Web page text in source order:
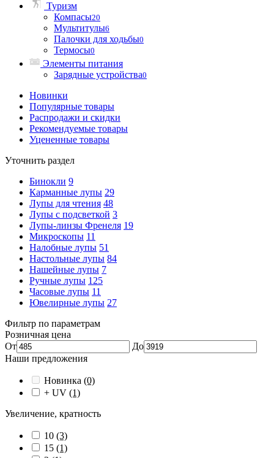
Туризм
Компасы20
Мультитулы6
Палочки для ходьбы0
Термосы0
Элементы питания
Зарядные устройства0
Новинки
Популярные товары
Распродажи и скидки
Рекомендуемые товары
Уцененные товары
Уточнить раздел
Бинокли 9
Карманные лупы 29
Лупы для чтения 48
Лупы с подсветкой 3
Лупы-линзы Френеля 19
Микроскопы 11
Налобные лупы 51
Настольные лупы 84
Нашейные лупы 7
Ручные лупы 125
Часовые лупы 11
Ювелирные лупы 27
Фильтр по параметрам
Розничная цена
От
До
Наши предложения
Новинка (0)
+ UV (1)
Увеличение, кратность
10 (3)
15 (1)